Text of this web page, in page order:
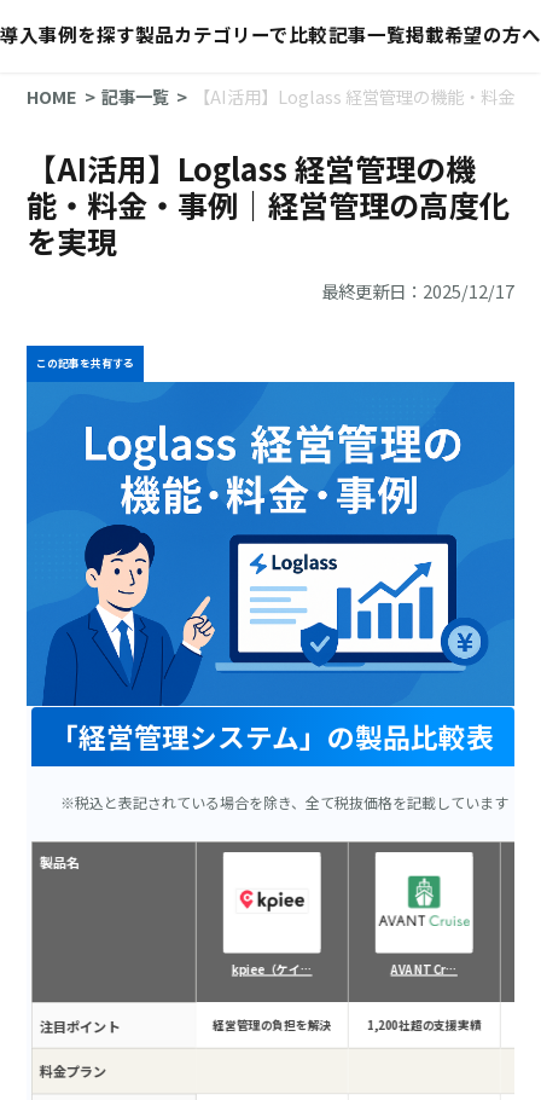
導入事例を探す製品カテゴリーで比較記事一覧掲載希望の方へ
HOME 記事一覧 【AI活用】Loglass 経営管理の機能・料金
【AI活用】Loglass 経営管理の機
能・料金・事例｜経営管理の高度化
を実現
最終更新日：2025/12/17
この記事を共有する
「経営管理システム」の製品比較表
※税込と表記されている場合を除き、全て税抜価格を記載しています
製品名
注目ポイント
料金プラン
kpiee（ケイ…
経営管理の負担を解決
AVANT Cr…
1,200社超の支援実績